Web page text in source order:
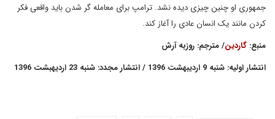
جمهوری او چنین چیزی دیده نشد. ترامپ برای معامله گر شدن باید واقعی فکر
کردن مانند یک انسان عادی را آغاز کند.
منبع: گاردین/ مترجم: روزبه آرش
انتشار اولیه: شنبه 9 اردیبهشت 1396 / انتشار مجدد: شنبه 23 اردیهبشت 1396